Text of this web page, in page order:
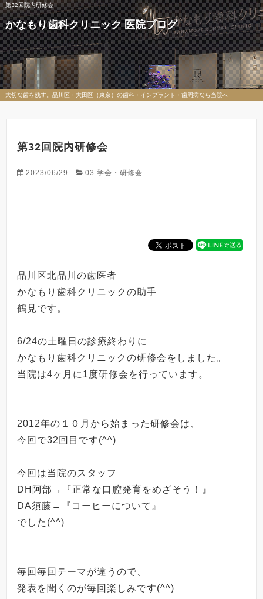
第32回院内研修会
かなもり歯科クリニック 医院ブログ
大切な歯を残す。品川区・大田区（東京）の歯科・インプラント・歯周病なら当院へ
第32回院内研修会
2023/06/29 03.学会・研修会
品川区北品川の歯医者
かなもり歯科クリニックの助手
鶴見です。
6/24の土曜日の診療終わりに
かなもり歯科クリニックの研修会をしました。
当院は4ヶ月に1度研修会を行っています。
2012年の１０月から始まった研修会は、
今回で32 回目です(^^)
今回は当院のスタッフ
DH 阿部 →
『正常な口腔発育をめざそう！』
DA須藤 →
『コーヒーについて』
でした (^^)
毎回毎回テーマが違うので、
発表を聞くのが毎回楽しみです(^^)